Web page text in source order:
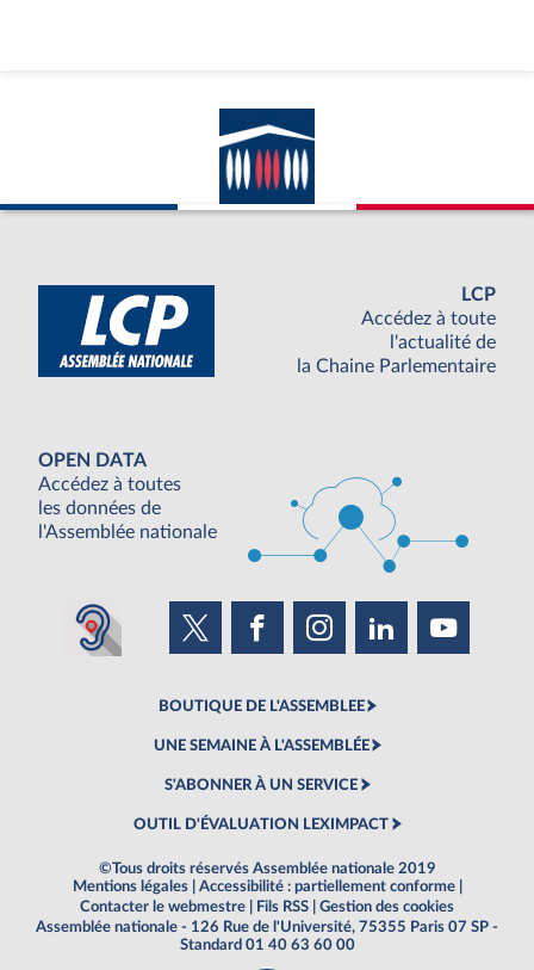
LCP
Accédez à toute
l'actualité de
la Chaine Parlementaire
OPEN DATA
Accédez à toutes
les données de
l'Assemblée nationale
BOUTIQUE DE L'ASSEMBLEE
UNE SEMAINE À L'ASSEMBLÉE
S'ABONNER À UN SERVICE
OUTIL D'ÉVALUATION LEXIMPACT
©Tous droits réservés Assemblée nationale 2019
Mentions légales
Accessibilité : partiellement conforme
Contacter le webmestre
Fils RSS
Gestion des cookies
Assemblée nationale - 126 Rue de l'Université, 75355 Paris 07 SP -
Standard 01 40 63 60 00